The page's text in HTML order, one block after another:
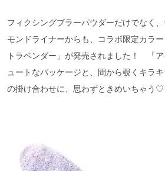
フィクシングブラーパウダーだけでなく
モンドライナーからも、コラボ限定カラ
トラベンダー」が発売されました！ 「
ュートなパッケージと、間から覗くキラ
の掛け合わせに、思わずときめいちゃう♡